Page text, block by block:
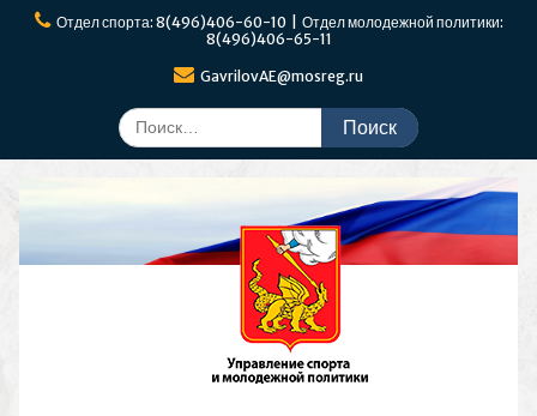
ПерейтиОтдел спорта: 8(496)406-60-10 | Отдел молодежной политики:
8(496)406-65-11
GavrilovAE@mosreg.ru
Поиск
по: